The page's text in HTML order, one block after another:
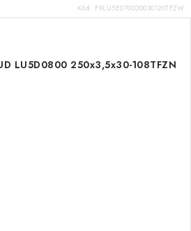
Kód: FRLU5E070030030120TFZW
LU5D0800 250x3,5x30-108TFZN